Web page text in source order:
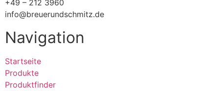
+49 – 212 3960
info@breuerundschmitz.de
Navigation
Startseite
Produkte
Produktfinder